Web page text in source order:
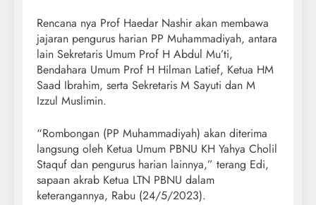
Rencana nya Prof Haedar Nashir akan membawa
jajaran pengurus harian PP Muhammadiyah, antara
lain Sekretaris Umum Prof H Abdul Mu’ti,
Bendahara Umum Prof H Hilman Latief, Ketua HM
Saad Ibrahim, serta Sekretaris M Sayuti dan M
Izzul Muslimin.
“Rombongan (PP Muhammadiyah) akan diterima
langsung oleh Ketua Umum PBNU KH Yahya Cholil
Staquf dan pengurus harian lainnya,” terang Edi,
sapaan akrab Ketua LTN PBNU dalam
keterangannya, Rabu (24/5/2023).